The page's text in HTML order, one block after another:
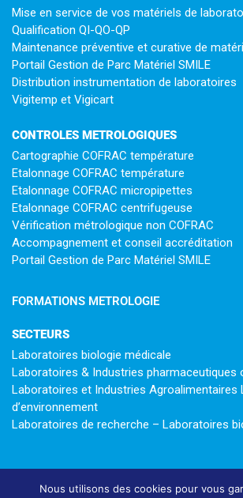
Mise en service de vos matériels de
Qualification QI-QO-QP
Maintenance préventive et curative de
Portail Gestion de Parc Matériel SMILE
Distribution instrumentation de laboratoires
Vigitemp et Vigicart
CONTROLES METROLOGIQUES
Cartographie COFRAC température
Etalonnage COFRAC température
Etalonnage COFRAC micropipettes
Etalonnage COFRAC centrifugeuse
Vérification métrologique non COFRAC
Accompagnement et conseil accréditation
Portail Gestion de Parc Matériel SMILE
FORMATIONS METROLOGIE
SECTEURS
Laboratoires biologie médicale
Laboratoires & Industries pharmaceutiques
Laboratoires et Industries Agroalimentaires
d’environnement
Laboratoires de recherche – Laboratoires
Nous utilisons des cookies pour vous